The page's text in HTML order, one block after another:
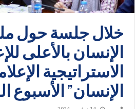
خلال جلسة حول
الإنسان بالأعلى
الاستراتيجية
الإنسان” الأسبوع